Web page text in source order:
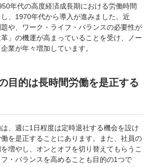
年代の高度経済成長期における労働時間
、1970年代から導入が進みました。近
や、ワーク・ライフ・バランスの必要性が
」の機運が高まっていることを受け、ノー
業が年々増加しています。
目的は長時間労働を是正する
、週に1日程度は定時退社する機会を設け
を是正することにあります。また、社員の
増やし、オンとオフを切り替えてもらうこ
・バランスを高めることも目的の1つで